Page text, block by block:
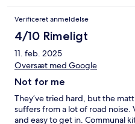
Verificeret anmeldelse
4/10 Rimeligt
11. feb. 2025
Oversæt med Google
Not for me
They’ve tried hard, but the
suffers from a lot of road
and easy to get in. Communal